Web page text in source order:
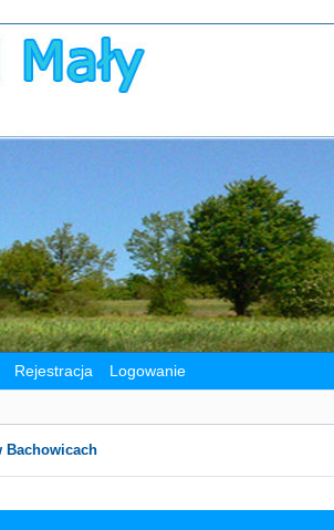
Rejestracja Logowanie
Bachowicach